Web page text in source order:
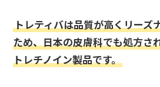
トレティバは品質が高くリーズ
ため、日本の皮膚科でも処方さ
トレチノイン製品です。